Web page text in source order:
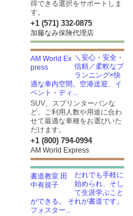
得できる選択をサポートしま
す。
+1 (571) 332-0875
加藤なみ保険代理店
＼安心・安全・
信頼／柔軟なプ
ランニング×快
適な車内空間。空港送迎、イ
ベント・ディ...
SUV、スプリンターバンな
ど、ご利用人数や用途に合わ
せて最適な車種をお選びいた
だけます。
+1 (800) 794-0994
AM World Express
だれでも手軽に
始められ、そし
て生涯学ぶこと
ができる。 それが書道です。
フォスター...